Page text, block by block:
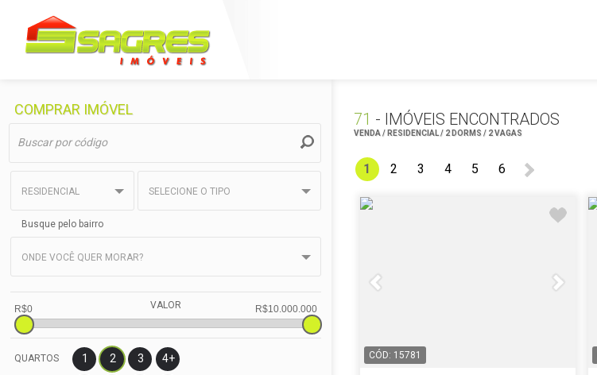
COMPRAR IMÓVEL
RESIDENCIAL SELECIONE O TIPO
Busque pelo bairro
ONDE VOCÊ QUER MORAR?
VALOR
QUARTOS 1 2 3 4+
71 - IMÓVEIS ENCONTRADOS
VENDA / RESIDENCIAL / 2 DORMS / 2 VAGAS
1 2 3 4 5 6
CÓD: 15781